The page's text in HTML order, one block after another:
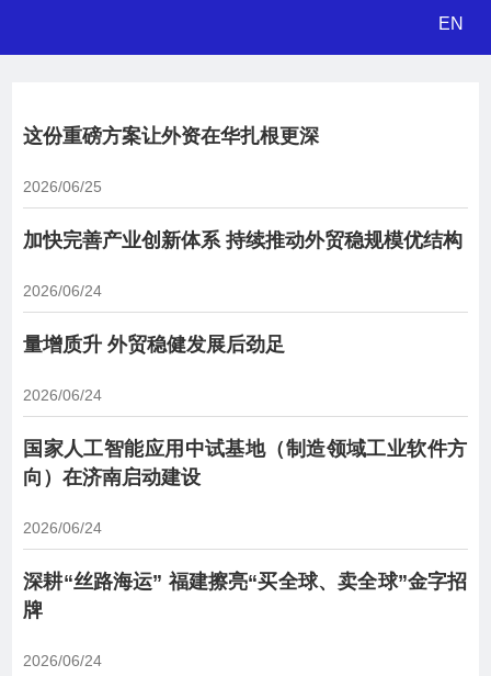
EN
这份重磅方案让外资在华扎根更深
2026/06/25
加快完善产业创新体系 持续推动外贸稳规模优结构
2026/06/24
量增质升 外贸稳健发展后劲足
2026/06/24
国家人工智能应用中试基地（制造领域工业软件方
向）在济南启动建设
2026/06/24
深耕“丝路海运” 福建擦亮“买全球、卖全球”金字招
牌
2026/06/24